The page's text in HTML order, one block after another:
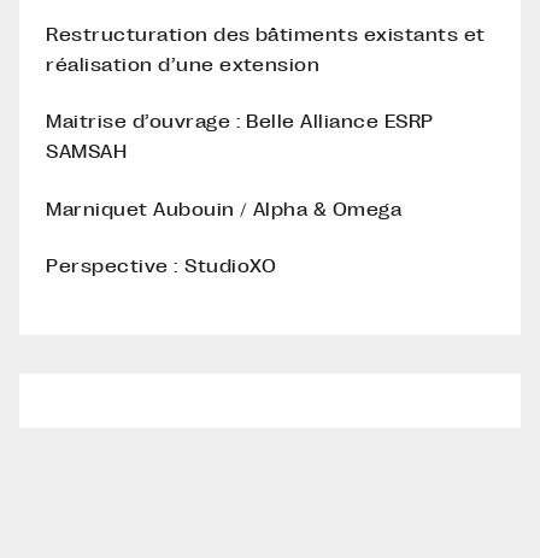
Restructuration des bâtiments existants et
réalisation d’une extension
Maitrise d’ouvrage : Belle Alliance ESRP
SAMSAH
Marniquet Aubouin / Alpha & Omega
Perspective : StudioXO